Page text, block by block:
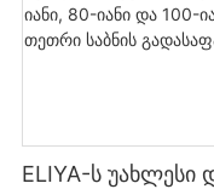
ELIYA-ს უახლესი